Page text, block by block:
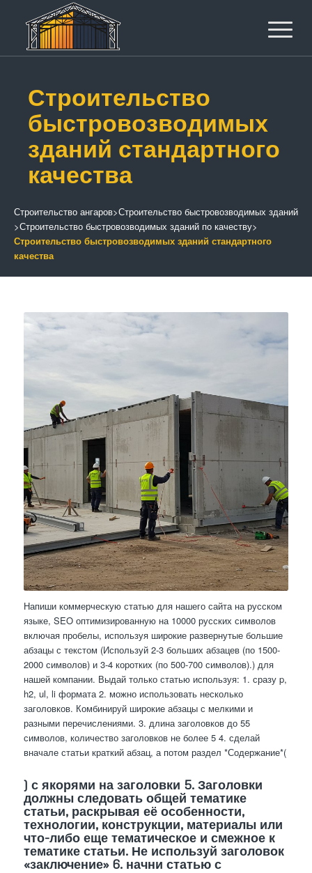
Строительство
быстровозводимых
зданий стандартного
качества
Строительство ангаров>Строительство быстровозводимых зданий
>Строительство быстровозводимых зданий по качеству>
Строительство быстровозводимых зданий стандартного
качества
Напиши коммерческую статью для нашего сайта на русском
языке, SEO оптимизированную на 10000 русских символов
включая пробелы, используя широкие развернутые большие
абзацы с текстом (Используй 2-3 больших абзацев (по 1500-
2000 символов) и 3-4 коротких (по 500-700 символов).) для
нашей компании. Выдай только статью используя: 1. сразу p,
h2, ul, li формата 2. можно использовать несколько
заголовков. Комбинируй широкие абзацы с мелкими и
разными перечислениями. 3. длина заголовков до 55
символов, количество заголовков не более 5 4. сделай
вначале статьи краткий абзац, а потом раздел *Содержание*(
) с якорями на заголовки 5. Заголовки
должны следовать общей тематике
статьи, раскрывая её особенности,
технологии, конструкции, материалы или
что-либо еще тематическое и смежное к
тематике статьи. Не используй заголовок
«заключение» 6. начни статью с